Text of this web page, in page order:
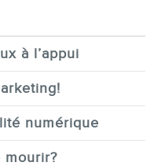
à l’appui
numérique
mourir?